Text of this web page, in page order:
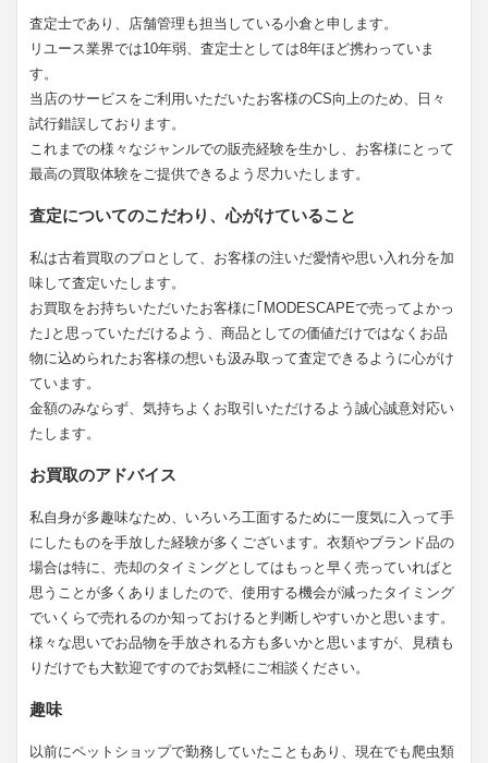
査定士であり、店舗管理も担当している小倉と申します。
リユース業界では10年弱、査定士としては8年ほど携わっていま
す。
当店のサービスをご利用いただいたお客様のCS向上のため、日々
試行錯誤しております。
これまでの様々なジャンルでの販売経験を生かし、お客様にとって
最高の買取体験をご提供できるよう尽力いたします。
査定についてのこだわり、心がけていること
私は古着買取のプロとして、お客様の注いだ愛情や思い入れ分を加
味して査定いたします。
お買取をお持ちいただいたお客様に｢MODESCAPEで売ってよかっ
た｣と思っていただけるよう、商品としての価値だけではなくお品
物に込められたお客様の想いも汲み取って査定できるように心がけ
ています。
金額のみならず、気持ちよくお取引いただけるよう誠心誠意対応い
たします。
お買取のアドバイス
私自身が多趣味なため、いろいろ工面するために一度気に入って手
にしたものを手放した経験が多くございます。衣類やブランド品の
場合は特に、売却のタイミングとしてはもっと早く売っていればと
思うことが多くありましたので、使用する機会が減ったタイミング
でいくらで売れるのか知っておけると判断しやすいかと思います。
様々な思いでお品物を手放される方も多いかと思いますが、見積も
りだけでも大歓迎ですのでお気軽にご相談ください。
趣味
以前にペットショップで勤務していたこともあり、現在でも爬虫類